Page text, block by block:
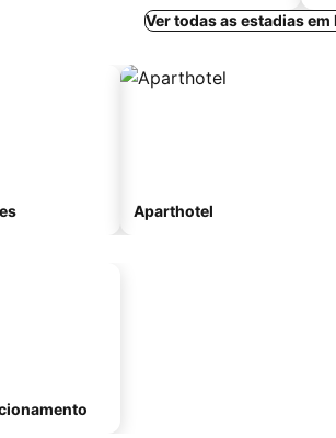
Ver todas as estadias em
Aparthotel